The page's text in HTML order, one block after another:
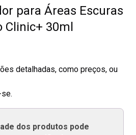
para Áreas Escuras
Clinic+ 30ml
detalhadas, como preços, ou
dos produtos pode